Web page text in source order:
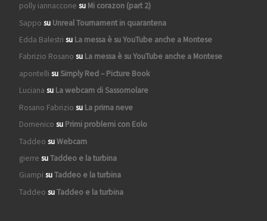
polly iannaccone su Mi corazon (part 2)
Sappo su Unreal Tournament in quarantena
Edda Balestri su La messa è su YouTube anche a Montese
Fabrizio Rosano su La messa è su YouTube anche a Montese
apontelli suSimply Red – Picture Book
Luciana su La webcam di Sassomolare
Rosano Fabrizio su La prima neve
Domenico su Primi problemi con Eolo
Taddeo suWebcam
gierre suTaddeo e la turbina
Giampi suTaddeo e la turbina
Taddeo suTaddeo e la turbina